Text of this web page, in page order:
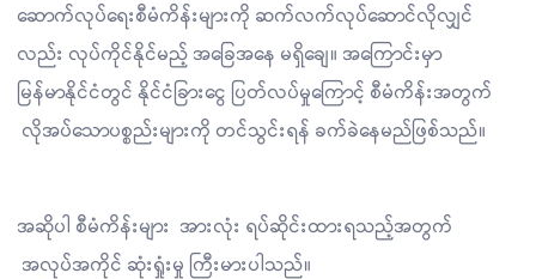
ဆောက်လုပ်ရေးစီမံကိန်းများကို ဆက်လက်လုပ်ဆောင်လိုလျှင်
လည်း လုပ်ကိုင်နိုင်မည့် အခြေအနေ မရှိချေ။ အကြောင်းမှာ
မြန်မာနိုင်ငံတွင် နိုင်ငံခြားငွေ ပြတ်လပ်မှုကြောင့် စီမံကိန်းအတွက်
လိုအပ်သောပစ္စည်းများကို တင်သွင်းရန် ခက်ခဲ‌နေမည်ဖြစ်သည်။
အဆိုပါ စီမံကိန်းများ အားလုံး ရပ်ဆိုင်းထားရသည့်အတွက်
အလုပ်အကိုင် ဆုံးရှုံးမှု ကြီးမားပါသည်။